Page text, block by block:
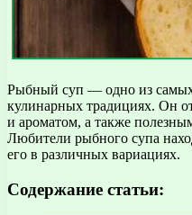
Рыбный суп — одно из
кулинарных традициях. Он
и ароматом, а также
Любители рыбного супа
его в различных вариациях.
Содержание статьи: